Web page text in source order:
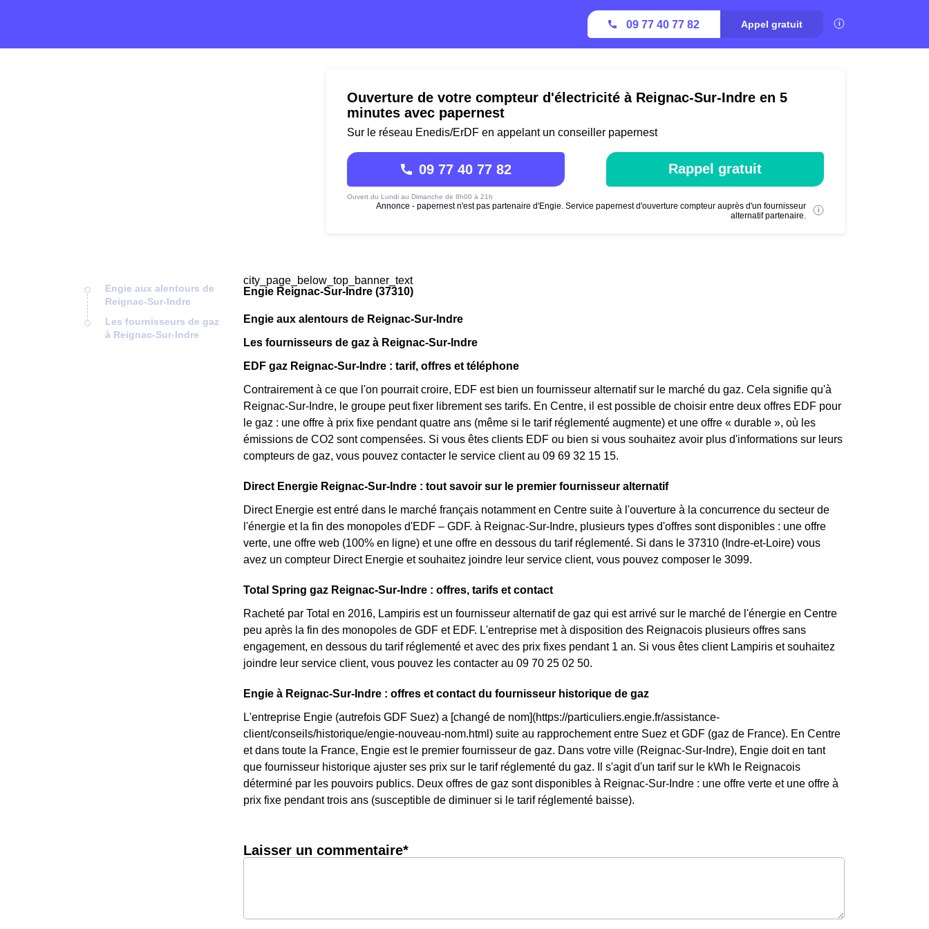
09 77 40 77 82 Appel gratuit
Ouverture de votre compteur d'électricité à Reignac-Sur-Indre en 5
minutes avec papernest
Sur le réseau Enedis/ErDF en appelant un conseiller papernest
09 77 40 77 82
Ouvert du Lundi au Dimanche de 8h00 à 21h
Rappel gratuit
Annonce - papernest n'est pas partenaire d'Engie. Service papernest d'ouverture compteur auprès d'un fournisseur
alternatif partenaire.
Engie aux alentours de
Reignac-Sur-Indre
Les fournisseurs de gaz
à Reignac-Sur-Indre
city_page_below_top_banner_text
Engie Reignac-Sur-Indre (37310)
Engie aux alentours de Reignac-Sur-Indre
Les fournisseurs de gaz à Reignac-Sur-Indre
EDF gaz Reignac-Sur-Indre : tarif, offres et téléphone
Contrairement à ce que l'on pourrait croire, EDF est bien un fournisseur alternatif sur le marché du gaz. Cela signifie qu'à
Reignac-Sur-Indre, le groupe peut fixer librement ses tarifs. En Centre, il est possible de choisir entre deux offres EDF pour
le gaz : une offre à prix fixe pendant quatre ans (même si le tarif réglementé augmente) et une offre « durable », où les
émissions de CO2 sont compensées. Si vous êtes clients EDF ou bien si vous souhaitez avoir plus d'informations sur leurs
compteurs de gaz, vous pouvez contacter le service client au 09 69 32 15 15.
Direct Energie Reignac-Sur-Indre : tout savoir sur le premier fournisseur alternatif
Direct Energie est entré dans le marché français notamment en Centre suite à l'ouverture à la concurrence du secteur de
l'énergie et la fin des monopoles d'EDF – GDF. à Reignac-Sur-Indre, plusieurs types d'offres sont disponibles : une offre
verte, une offre web (100% en ligne) et une offre en dessous du tarif réglementé. Si dans le 37310 (Indre-et-Loire) vous
avez un compteur Direct Energie et souhaitez joindre leur service client, vous pouvez composer le 3099.
Total Spring gaz Reignac-Sur-Indre : offres, tarifs et contact
Racheté par Total en 2016, Lampiris est un fournisseur alternatif de gaz qui est arrivé sur le marché de l'énergie en Centre
peu après la fin des monopoles de GDF et EDF. L'entreprise met à disposition des Reignacois plusieurs offres sans
engagement, en dessous du tarif réglementé et avec des prix fixes pendant 1 an. Si vous êtes client Lampiris et souhaitez
joindre leur service client, vous pouvez les contacter au 09 70 25 02 50.
Engie à Reignac-Sur-Indre : offres et contact du fournisseur historique de gaz
L'entreprise Engie (autrefois GDF Suez) a [changé de nom](https://particuliers.engie.fr/assistance-
client/conseils/historique/engie-nouveau-nom.html) suite au rapprochement entre Suez et GDF (gaz de France). En Centre
et dans toute la France, Engie est le premier fournisseur de gaz. Dans votre ville (Reignac-Sur-Indre), Engie doit en tant
que fournisseur historique ajuster ses prix sur le tarif réglementé du gaz. Il s'agit d'un tarif sur le kWh le Reignacois
déterminé par les pouvoirs publics. Deux offres de gaz sont disponibles à Reignac-Sur-Indre : une offre verte et une offre à
prix fixe pendant trois ans (susceptible de diminuer si le tarif réglementé baisse).
Laisser un commentaire*